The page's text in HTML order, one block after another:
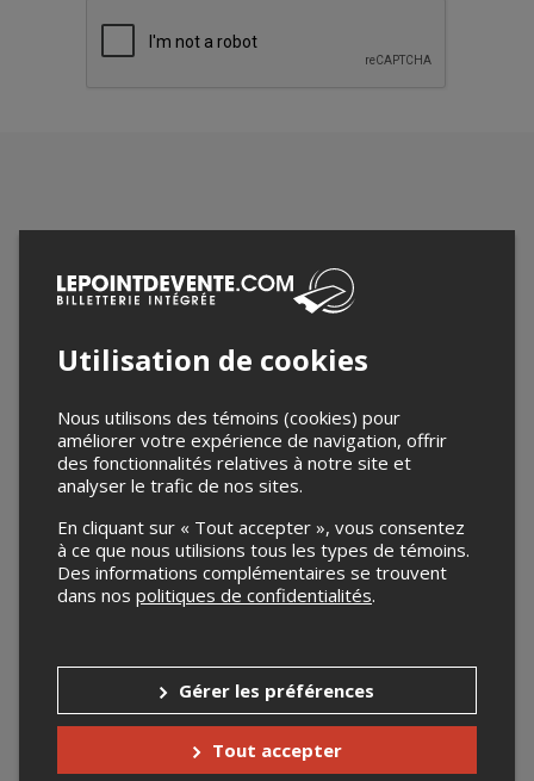
Utilisation de cookies
Nous utilisons des témoins (cookies) pour
améliorer votre expérience de navigation, offrir
des fonctionnalités relatives à notre site et
analyser le trafic de nos sites.
En cliquant sur « Tout accepter », vous consentez
à ce que nous utilisions tous les types de témoins.
Des informations complémentaires se trouvent
dans nos politiques de confidentialités.
Gérer les préférences
Tout accepter